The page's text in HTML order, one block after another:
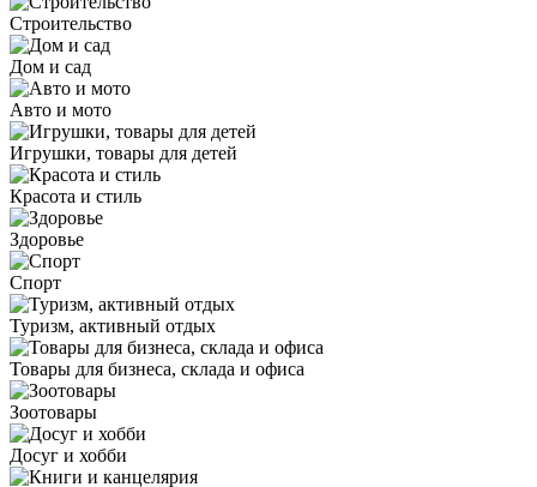
Строительство
Дом и сад
Авто и мото
Игрушки, товары для детей
Красота и стиль
Здоровье
Спорт
Туризм, активный отдых
Товары для бизнеса, склада и офиса
Зоотовары
Досуг и хобби